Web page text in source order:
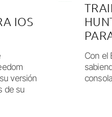
IOS
versión
de su
Con el